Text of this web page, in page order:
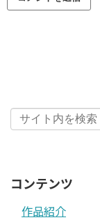
コンテンツ
作品紹介